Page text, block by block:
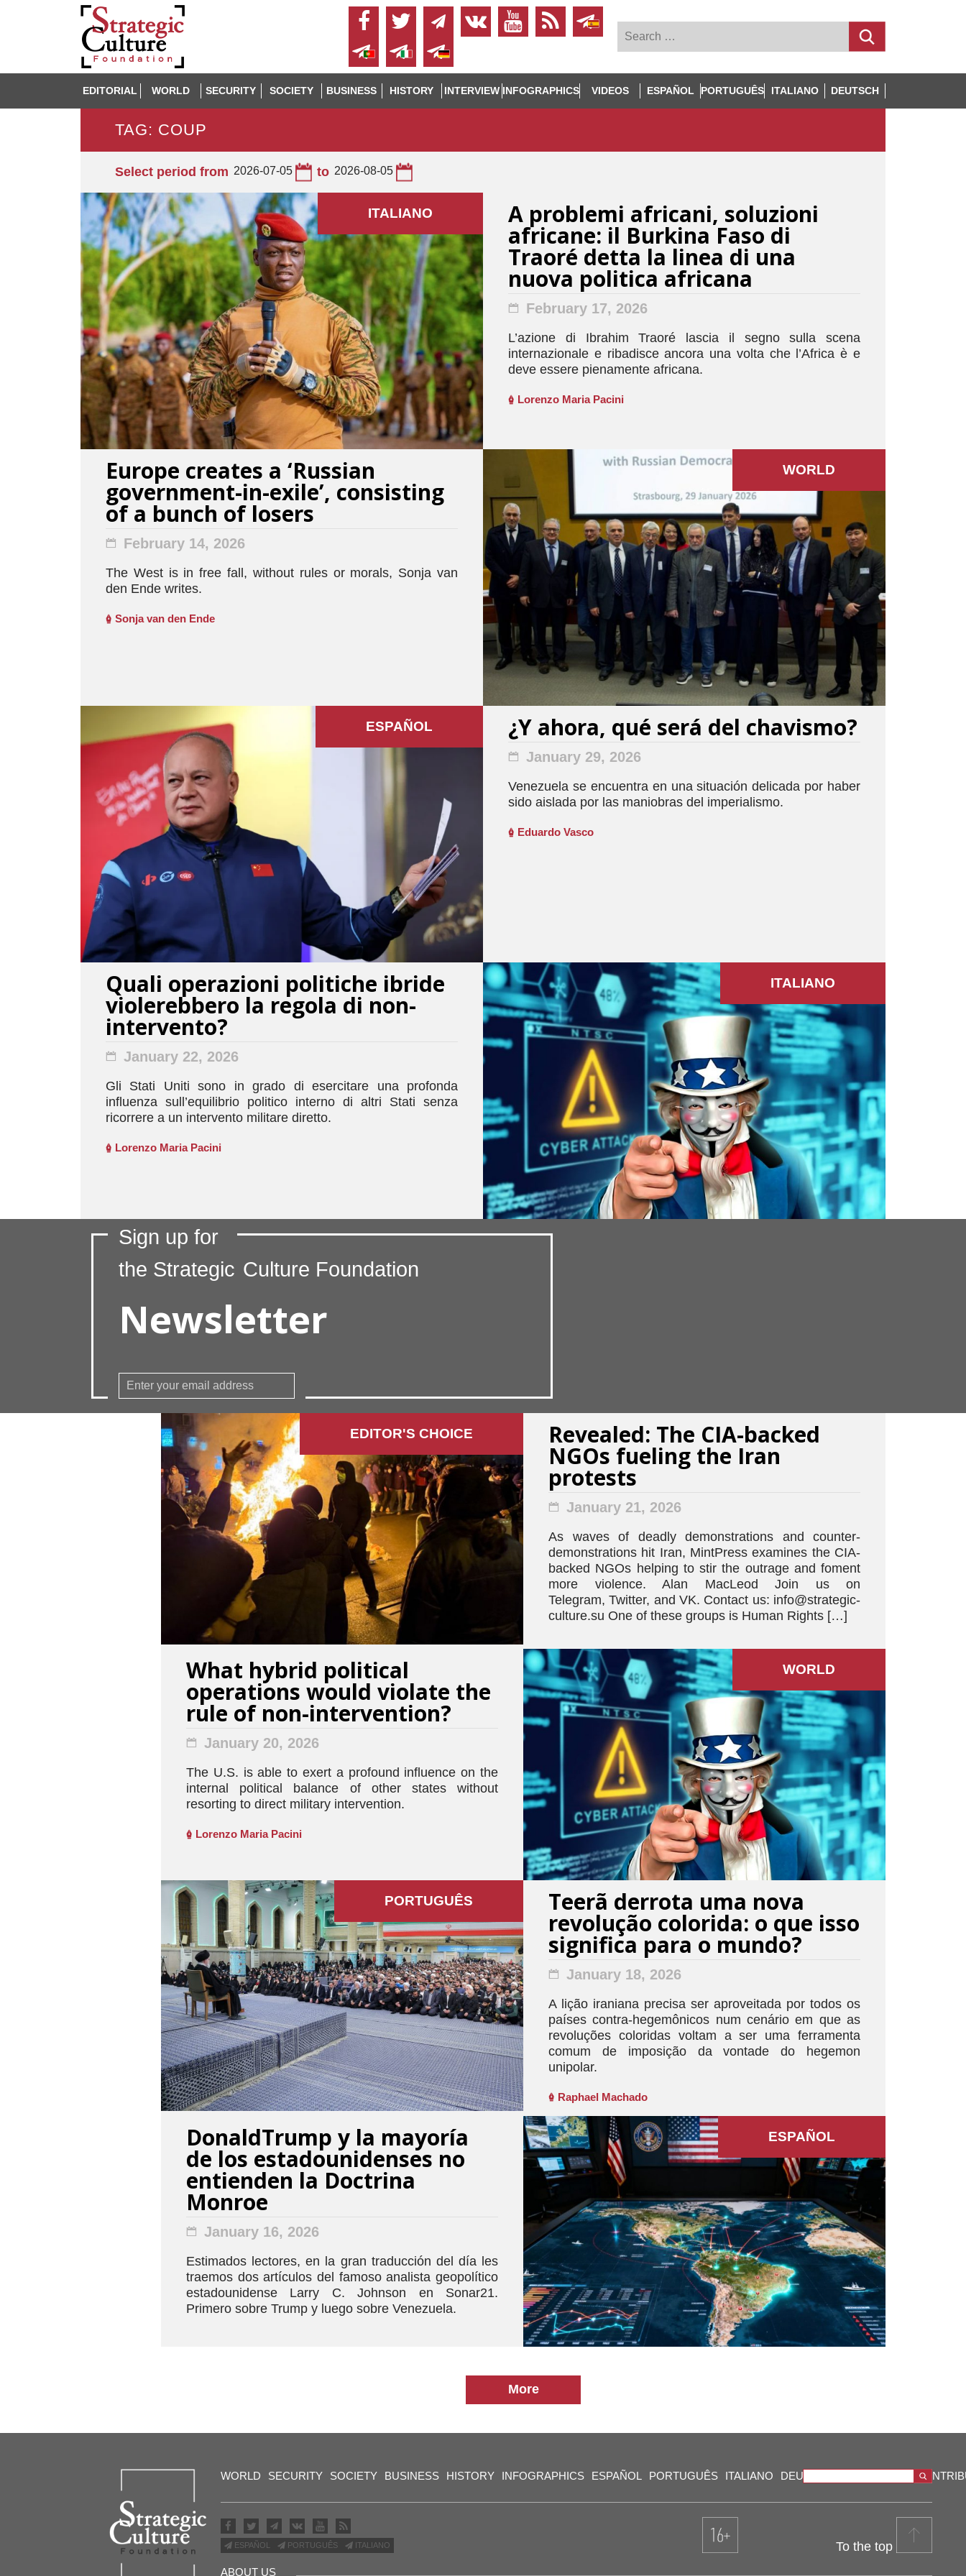
EDITORIAL WORLD SECURITY SOCIETY BUSINESS HISTORY INTERVIEW INFOGRAPHICS VIDEOS ESPAÑOL PORTUGUÊS ITALIANO DEUTSCH
TAG: COUP
Select period from 2026-07-05 to 2026-08-05
ITALIANO A problemi africani, soluzioni
africane: il Burkina Faso di
Traoré detta la linea di una
nuova politica africana
February 17, 2026
L’azione di Ibrahim Traoré lascia il segno sulla scena
internazionale e ribadisce ancora una volta che l’Africa è e
deve essere pienamente africana.
Lorenzo Maria Pacini
Europe creates a ‘Russian
government-in-exile’, consisting
of a bunch of losers
February 14, 2026
The West is in free fall, without rules or morals, Sonja van
den Ende writes.
Sonja van den Ende
WORLD
ESPAÑOL ¿Y ahora, qué será del chavismo?
January 29, 2026
Venezuela se encuentra en una situación delicada por haber
sido aislada por las maniobras del imperialismo.
Eduardo Vasco
Quali operazioni politiche ibride
violerebbero la regola di non-
intervento?
January 22, 2026
Gli Stati Uniti sono in grado di esercitare una profonda
influenza sull’equilibrio politico interno di altri Stati senza
ricorrere a un intervento militare diretto.
Lorenzo Maria Pacini
ITALIANO
Sign up for
the Strategic Culture Foundation
Newsletter
EDITOR'S СHOICE Revealed: The CIA-backed
NGOs fueling the Iran
protests
January 21, 2026
As waves of deadly demonstrations and counter-
demonstrations hit Iran, MintPress examines the CIA-
backed NGOs helping to stir the outrage and foment
more violence. Alan MacLeod Join us on
Telegram, Twitter, and VK. Contact us: info@strategic-
culture.su One of these groups is Human Rights […]
What hybrid political
operations would violate the
rule of non-intervention?
January 20, 2026
The U.S. is able to exert a profound influence on the
internal political balance of other states without
resorting to direct military intervention.
Lorenzo Maria Pacini
WORLD
PORTUGUÊS Teerã derrota uma nova
revolução colorida: o que isso
significa para o mundo?
January 18, 2026
A lição iraniana precisa ser aproveitada por todos os
países contra-hegemônicos num cenário em que as
revoluções coloridas voltam a ser uma ferramenta
comum de imposição da vontade do hegemon
unipolar.
Raphael Machado
DonaldTrump y la mayoría
de los estadounidenses no
entienden la Doctrina
Monroe
January 16, 2026
Estimados lectores, en la gran traducción del día les
traemos dos artículos del famoso analista geopolítico
estadounidense Larry C. Johnson en Sonar21.
Primero sobre Trump y luego sobre Venezuela.
ESPAÑOL
More
WORLD SECURITY SOCIETY BUSINESS HISTORY INFOGRAPHICS ESPAÑOL PORTUGUÊS ITALIANO DEUTSCH OUR
ESPAÑOL PORTUGUÊS ITALIANO To the top
ABOUT US